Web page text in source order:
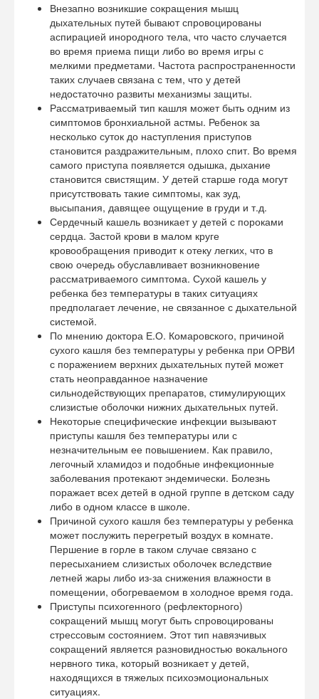
Внезапно возникшие сокращения мышц
дыхательных путей бывают спровоцированы
аспирацией инородного тела, что часто случается
во время приема пищи либо во время игры с
мелкими предметами. Частота распространенности
таких случаев связана с тем, что у детей
недостаточно развиты механизмы защиты.
Рассматриваемый тип кашля может быть одним из
симптомов бронхиальной астмы. Ребенок за
несколько суток до наступления приступов
становится раздражительным, плохо спит. Во время
самого приступа появляется одышка, дыхание
становится свистящим. У детей старше года могут
присутствовать такие симптомы, как зуд,
высыпания, давящее ощущение в груди и т.д.
Сердечный кашель возникает у детей с пороками
сердца. Застой крови в малом круге
кровообращения приводит к отеку легких, что в
свою очередь обуславливает возникновение
рассматриваемого симптома. Сухой кашель у
ребенка без температуры в таких ситуациях
предполагает лечение, не связанное с дыхательной
системой.
По мнению доктора Е.О. Комаровского, причиной
сухого кашля без температуры у ребенка при ОРВИ
с поражением верхних дыхательных путей может
стать неоправданное назначение
сильнодействующих препаратов, стимулирующих
слизистые оболочки нижних дыхательных путей.
Некоторые специфические инфекции вызывают
приступы кашля без температуры или с
незначительным ее повышением. Как правило,
легочный хламидоз и подобные инфекционные
заболевания протекают эндемически. Болезнь
поражает всех детей в одной группе в детском саду
либо в одном классе в школе.
Причиной сухого кашля без температуры у ребенка
может послужить перегретый воздух в комнате.
Першение в горле в таком случае связано с
пересыханием слизистых оболочек вследствие
летней жары либо из-за снижения влажности в
помещении, обогреваемом в холодное время года.
Приступы психогенного (рефлекторного)
сокращений мышц могут быть спровоцированы
стрессовым состоянием. Этот тип навязчивых
сокращений является разновидностью вокального
нервного тика, который возникает у детей,
находящихся в тяжелых психоэмоциональных
ситуациях.